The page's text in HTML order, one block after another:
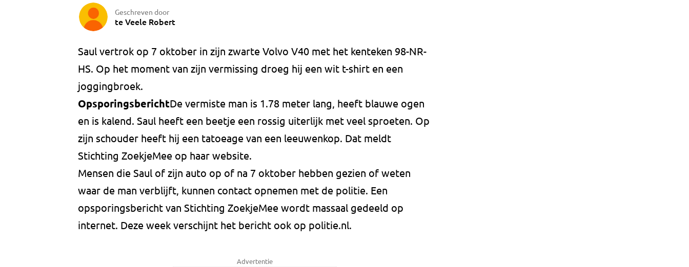
Geschreven door
te Veele Robert
Saul vertrok op 7 oktober in zijn zwarte Volvo V40 met het kenteken 98-NR-
HS. Op het moment van zijn vermissing droeg hij een wit t-shirt en een
joggingbroek.
OpsporingsberichtDe vermiste man is 1.78 meter lang, heeft blauwe ogen
en is kalend. Saul heeft een beetje een rossig uiterlijk met veel sproeten. Op
zijn schouder heeft hij een tatoeage van een leeuwenkop. Dat meldt
Stichting ZoekjeMee op haar website.
Mensen die Saul of zijn auto op of na 7 oktober hebben gezien of weten
waar de man verblijft, kunnen contact opnemen met de politie. Een
opsporingsbericht van Stichting ZoekjeMee wordt massaal gedeeld op
internet. Deze week verschijnt het bericht ook op politie.nl.
Advertentie